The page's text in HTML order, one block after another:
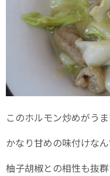
このホルモン炒めがうま
かなり甘めの味付けな
柚子胡椒との相性も抜